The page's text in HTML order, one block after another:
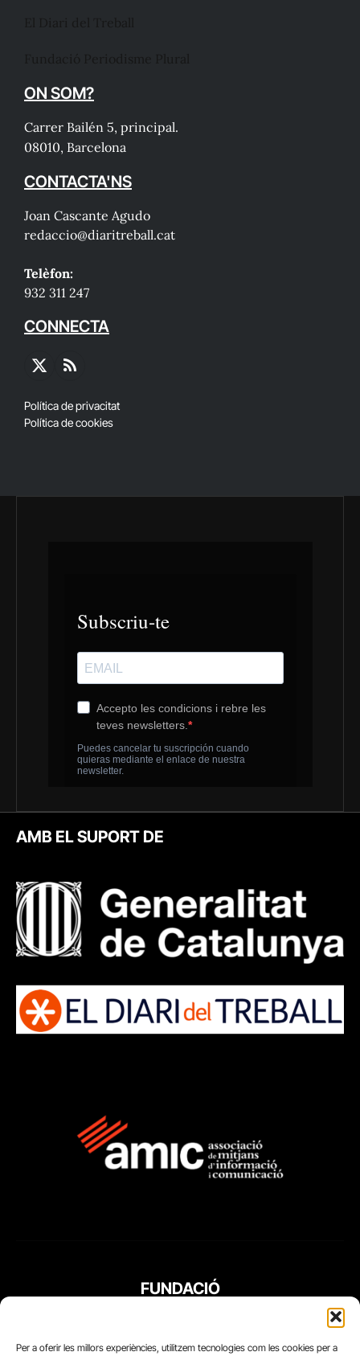
Per a oferir les millors experiències, utilitzem tecnologies com les cookies per a
ON SOM?
Carrer Bailén 5, principal.
08010, Barcelona
CONTACTA'NS
Joan Cascante Agudo
redaccio@diaritreball.cat
Telèfon:
932 311 247
CONNECTA
X
RSS
Política de privacitat
Política de cookies
AMB EL SUPORT DE
FUNDACIÓ